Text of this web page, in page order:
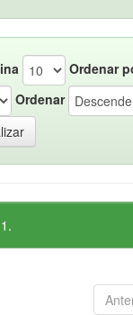
Ordenar
Ordenar